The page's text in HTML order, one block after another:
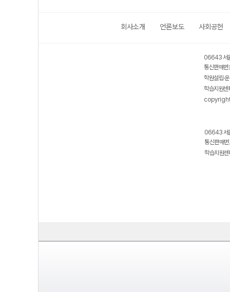
회사소개 언론보도 사회공헌
06643 서
통신판매
학원설립·
학습지원
06643 서
통신판매
학습지원